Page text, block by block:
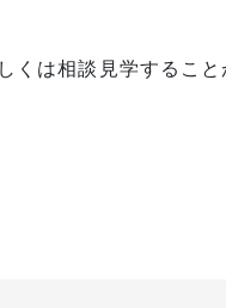
は相談見学すること